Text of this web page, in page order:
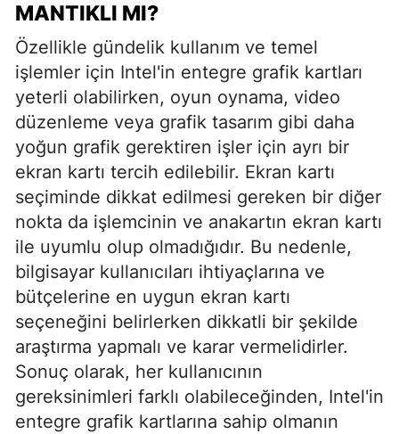
MANTIKLI MI?
Özellikle gündelik kullanım ve temel
işlemler için Intel'in entegre grafik kartları
yeterli olabilirken, oyun oynama, video
düzenleme veya grafik tasarım gibi daha
yoğun grafik gerektiren işler için ayrı bir
ekran kartı tercih edilebilir. Ekran kartı
seçiminde dikkat edilmesi gereken bir diğer
nokta da işlemcinin ve anakartın ekran kartı
ile uyumlu olup olmadığıdır. Bu nedenle,
bilgisayar kullanıcıları ihtiyaçlarına ve
bütçelerine en uygun ekran kartı
seçeneğini belirlerken dikkatli bir şekilde
araştırma yapmalı ve karar vermelidirler.
Sonuç olarak, her kullanıcının
gereksinimleri farklı olabileceğinden, Intel'in
entegre grafik kartlarına sahip olmanın